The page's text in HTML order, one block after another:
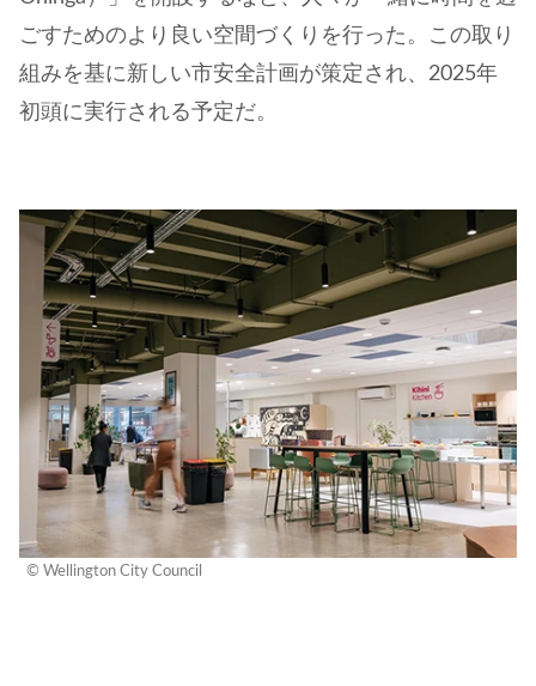
ごすためのより良い空間づくりを行った。この取り
組みを基に新しい市安全計画が策定され、2025年
初頭に実行される予定だ。
© Wellington City Council